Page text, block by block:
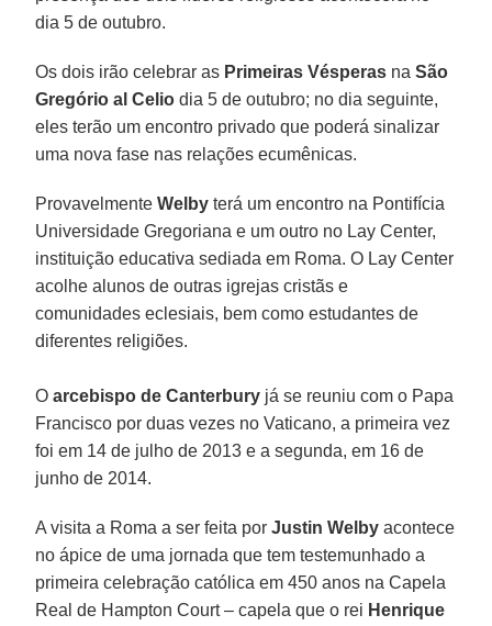
dia 5 de outubro.
Os dois irão celebrar as Primeiras Vésperas naSão
Gregório al Celio dia 5 de outubro; no dia seguinte,
eles terão um encontro privado que poderá sinalizar
uma nova fase nas relações ecumênicas.
ProvavelmenteWelby terá um encontro na Pontifícia
Universidade Gregoriana e um outro no Lay Center,
instituição educativa sediada em Roma. O Lay Center
acolhe alunos de outras igrejas cristãs e
comunidades eclesiais, bem como estudantes de
diferentes religiões.
Oarcebispo de Canterbury já se reuniu com o Papa
Francisco por duas vezes no Vaticano, a primeira vez
foi em 14 de julho de 2013 e a segunda, em 16 de
junho de 2014.
A visita a Roma a ser feita porJustin Welby acontece
no ápice de uma jornada que tem testemunhado a
primeira celebração católica em 450 anos na Capela
Real de Hampton Court – capela que o rei Henrique